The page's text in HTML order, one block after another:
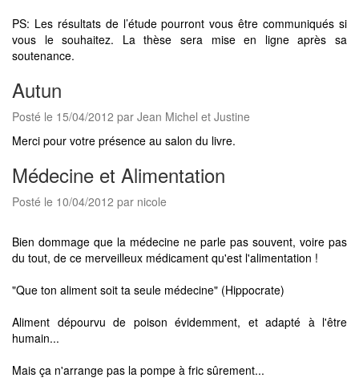
PS: Les résultats de l’étude pourront vous être communiqués si
vous le souhaitez. La thèse sera mise en ligne après sa
soutenance.
Autun
Posté le 15/04/2012 par Jean Michel et Justine
Merci pour votre présence au salon du livre.
Médecine et Alimentation
Posté le 10/04/2012 par nicole
Bien dommage que la médecine ne parle pas souvent, voire pas
du tout, de ce merveilleux médicament qu'est l'alimentation !
"Que ton aliment soit ta seule médecine" (Hippocrate)
Aliment dépourvu de poison évidemment, et adapté à l'être
humain...
Mais ça n'arrange pas la pompe à fric sûrement...